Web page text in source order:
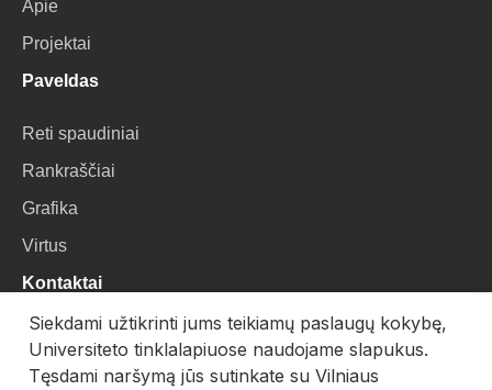
Apie
Projektai
Paveldas
Reti spaudiniai
Rankraščiai
Grafika
Virtus
Kontaktai
VU Biblioteka
Universiteto g. 3, LT-01122, Vilnius
Siekdami užtikrinti jums teikiamų paslaugų kokybę,
Universiteto tinklalapiuose naudojame slapukus.
Tęsdami naršymą jūs sutinkate su Vilniaus